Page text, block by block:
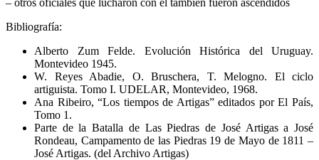
Bibliografía:
Alberto Zum Felde. Evolución Histórica del Uruguay.
Montevideo 1945.
W. Reyes Abadie, O. Bruschera, T. Melogno. El ciclo
artiguista. Tomo I. UDELAR, Montevideo, 1968.
Ana Ribeiro, “Los tiempos de Artigas” editados por El País,
Tomo 1.
Parte de la Batalla de Las Piedras de José Artigas a José
Rondeau, Campamento de las Piedras 19 de Mayo de 1811 –
José Artigas. (del Archivo Artigas)